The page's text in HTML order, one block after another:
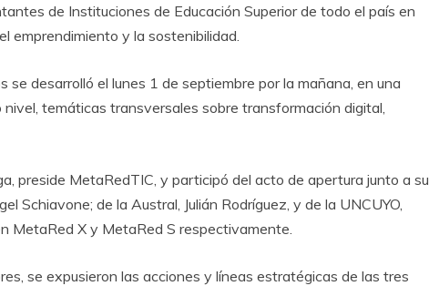
de Instituciones de Educación Superior de todo el país en
emprendimiento y la sostenibilidad.
desarrolló el lunes 1 de septiembre por la mañana, en una
temáticas transversales sobre transformación digital,
preside MetaRedTIC, y participó del acto de apertura junto a su
Schiavone; de la Austral, Julián Rodríguez, y de la UNCUYO,
MetaRed X y MetaRed S respectivamente.
se expusieron las acciones y líneas estratégicas de las tres